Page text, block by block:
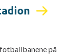
på